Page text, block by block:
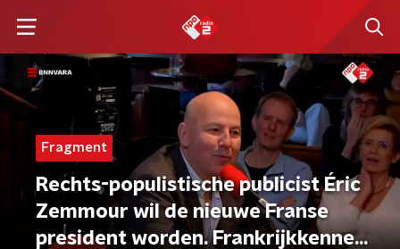
Fragment
Rechts-populistische publicist Éric
Zemmour wil de nieuwe Franse
president worden. Frankrijkkenner